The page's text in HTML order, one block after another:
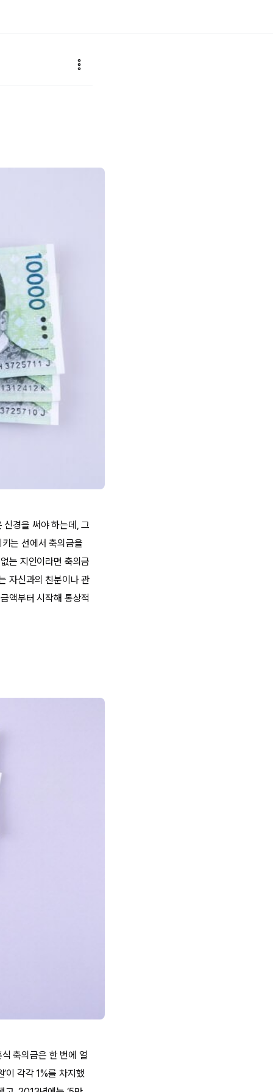
신경을 써야 하는데, 그
는 선에서 축의금을
는 지인이라면 축의금
자신과의 친분이나 관
액부터 시작해 통상적
축의금은 한 번에 얼
’이 각각 1%를 차지했